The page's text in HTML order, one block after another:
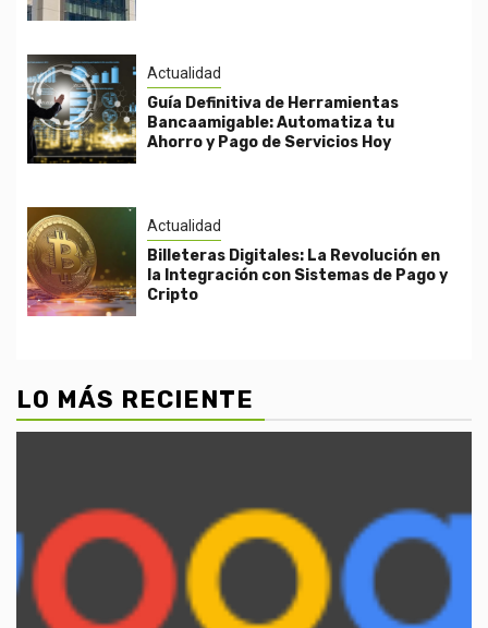
Actualidad
Guía Definitiva de Herramientas
Bancaamigable: Automatiza tu
Ahorro y Pago de Servicios Hoy
Actualidad
Billeteras Digitales: La Revolución en
la Integración con Sistemas de Pago y
Cripto
LO MÁS RECIENTE